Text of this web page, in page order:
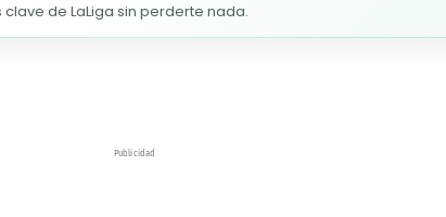
de LaLiga sin perderte nada.
Publicidad